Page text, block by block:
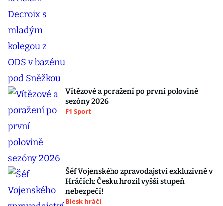
Vítězové a poražení po první polovině
sezóny 2026
F1 Sport
Šéf Vojenského zpravodajství exkluzivně v
Hráčích: Česku hrozil vyšší stupeň
nebezpečí!
Blesk hráči